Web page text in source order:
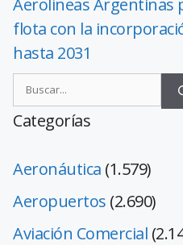
flota con la
hasta 2031
Categorías
Aeronáutica (1.579)
Aeropuertos (2.690)
Aviación Comercial